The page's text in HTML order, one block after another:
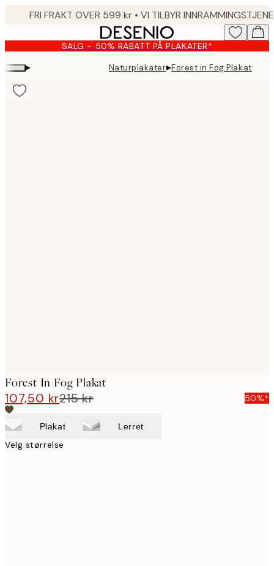
content.
SALG - 50% RABATT PÅ PLAKATER*
▸ Naturplakater▸Forest in Fog Plakat
Forest In Fog Plakat
107,50 kr215 kr 50%*
Plakat Lerret
Velg størrelse